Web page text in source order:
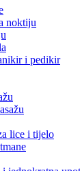
noktiju
i pedikir
lice i tijelo